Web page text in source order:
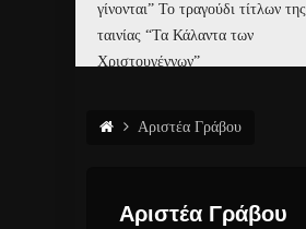
γίνονται” Το τραγούδι τίτλων της
ταινίας “Τα Κάλαντα των
Χριστουγέννων”
Αριστέα Γράβου
Αριστέα Γράβου